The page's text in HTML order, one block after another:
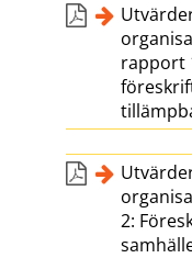
rapport
2: